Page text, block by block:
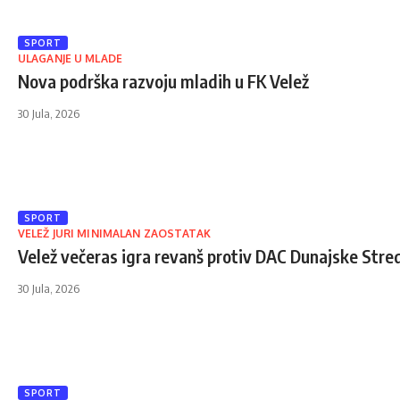
SPORT
ULAGANJE U MLADE
Nova podrška razvoju mladih u FK Velež
30 Jula, 2026
SPORT
VELEŽ JURI MINIMALAN ZAOSTATAK
Velež večeras igra revanš protiv DAC Dunajske
30 Jula, 2026
SPORT